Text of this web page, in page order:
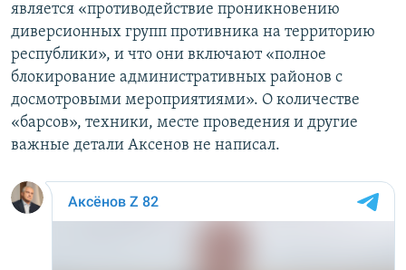
является «противодействие проникновению
диверсионных групп противника на территорию
республики», и что они включают «полное
блокирование административных районов с
досмотровыми мероприятиями». О количестве
«барсов», техники, месте проведения и другие
важные детали Аксенов не написал.